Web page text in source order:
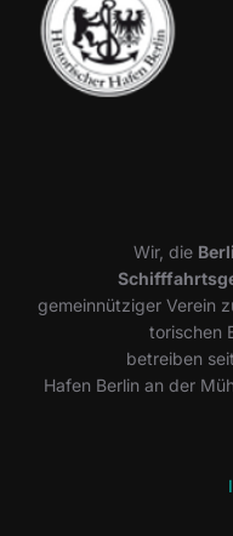
Wir, die
gemeinnütziger Verein
torischen
betreiben
Hafen Berlin an der